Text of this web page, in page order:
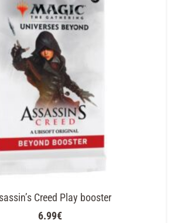
Creed Play booster
6.99€